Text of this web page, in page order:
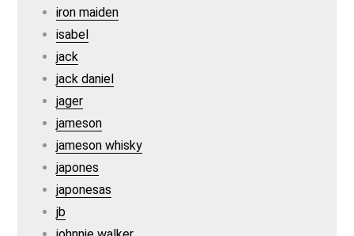
iron maiden
isabel
jack
jack daniel
jager
jameson
jameson whisky
japones
japonesas
jb